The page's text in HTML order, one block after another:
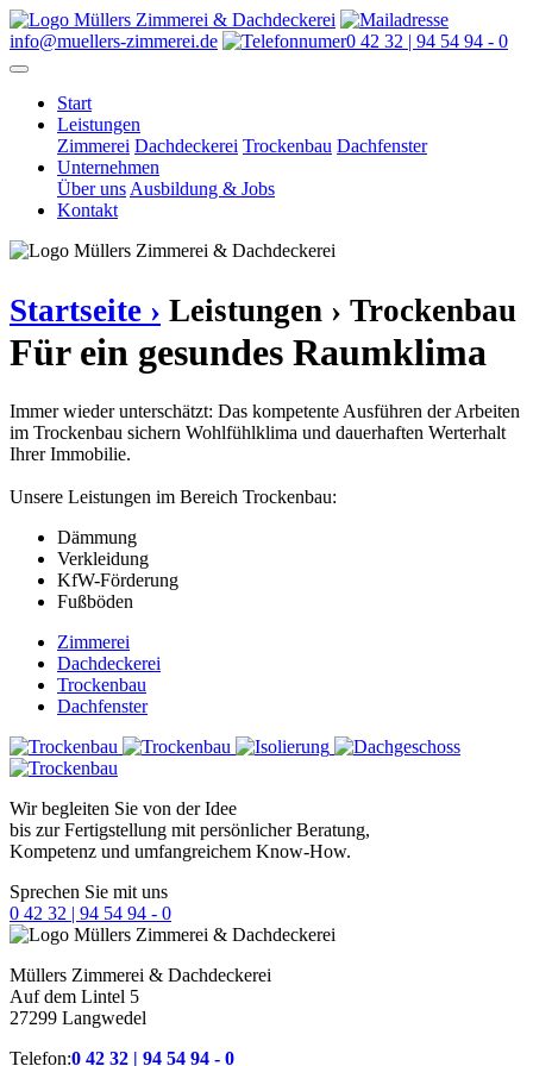
info@muellers-zimmerei.de 0 42 32 | 94 54 94 - 0
Start
Leistungen
Zimmerei Dachdeckerei Trockenbau Dachfenster
Unternehmen
Über uns Ausbildung & Jobs
Kontakt
Startseite › Leistungen › Trockenbau
Für ein gesundes Raumklima
Immer wieder unterschätzt: Das kompetente Ausführen der Arbeiten
im Trockenbau sichern Wohlfühlklima und dauerhaften Werterhalt
Ihrer Immobilie.
Unsere Leistungen im Bereich Trockenbau:
Dämmung
Verkleidung
KfW-Förderung
Fußböden
Zimmerei
Dachdeckerei
Trockenbau
Dachfenster
Wir begleiten Sie von der Idee
bis zur Fertigstellung mit persönlicher Beratung,
Kompetenz und umfangreichem Know-How.
Sprechen Sie mit uns
0 42 32 | 94 54 94 - 0
Müllers Zimmerei & Dachdeckerei
Auf dem Lintel 5
27299 Langwedel
Telefon:0 42 32 | 94 54 94 - 0